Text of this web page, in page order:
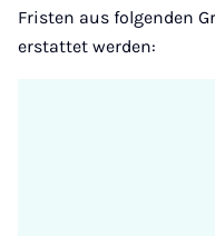
Fristen aus folgenden
erstattet werden: